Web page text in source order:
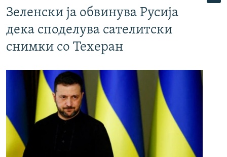
Зеленски ја обвинува Русија
дека споделува сателитски
снимки со Техеран